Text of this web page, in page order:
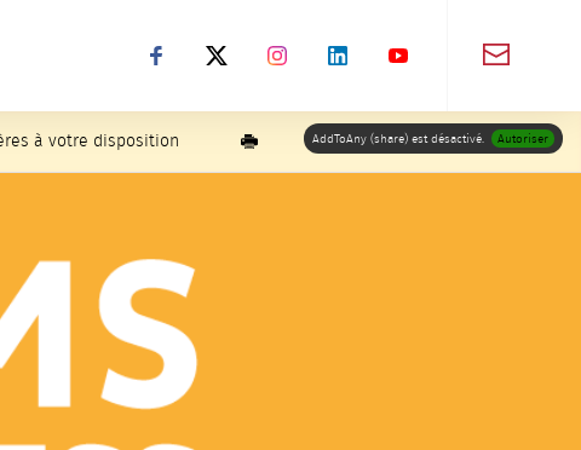
Suivez-nous sur Facebook
Suivez-nous sur X
Suivez-nous sur Instagram
Suivez-nous sur LinkedIn
Suivez-nous sur
à votre disposition ImprimerAddToAny (share) est désactivé. Autoriser